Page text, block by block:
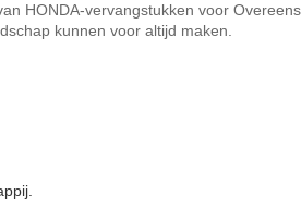
HONDA-vervangstukken voor
kunnen voor altijd maken.